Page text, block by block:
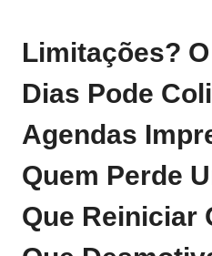
Limitações?
Dias Pode
Agendas
Quem Perde
Que Reiniciar